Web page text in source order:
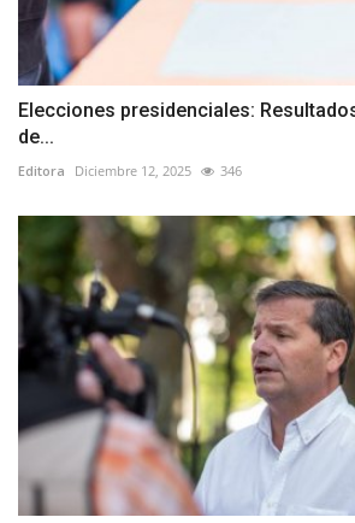
Elecciones presidenciales:
de...
Editora Diciembre 12, 2025 346